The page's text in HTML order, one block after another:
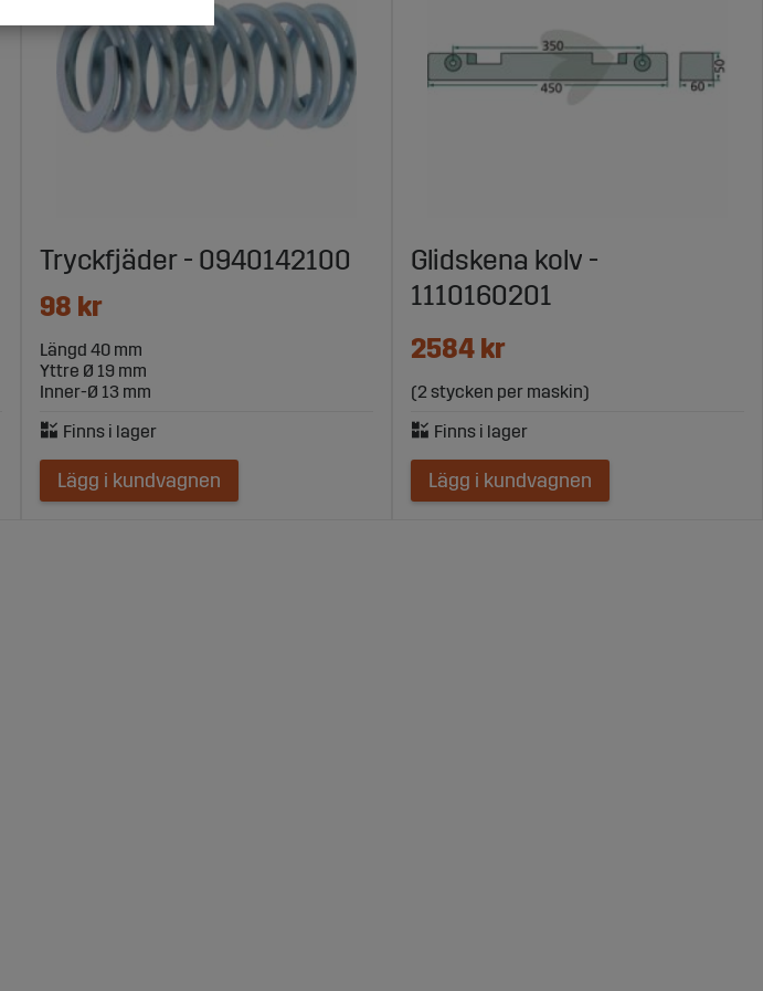
Tryckfjäder - 0940142100
98 kr
Längd 40 mm
Yttre Ø 19 mm
Inner-Ø 13 mm
Lägg i kundvagnen
Glidskena kolv -
1110160201
2584 kr
(2 stycken per maskin)
Lägg i kundvagnen